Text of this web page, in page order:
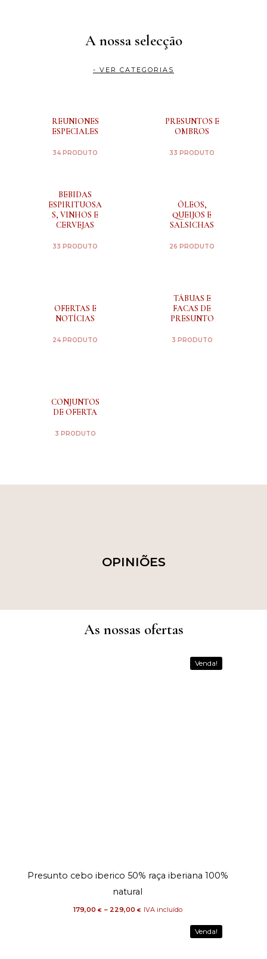
A nossa selecção
- VER CATEGORIAS
REUNIONES
ESPECIALES
34 PRODUTO
PRESUNTOS E
OMBROS
33 PRODUTO
BEBIDAS
ESPIRITUOSA
S, VINHOS E
CERVEJAS
33 PRODUTO
ÓLEOS,
QUEIJOS E
SALSICHAS
26 PRODUTO
OFERTAS E
NOTÍCIAS
24 PRODUTO
TÁBUAS E
FACAS DE
PRESUNTO
3 PRODUTO
CONJUNTOS
DE OFERTA
3 PRODUTO
OPINIÕES
As nossas ofertas
Venda!
Presunto cebo iberico 50% raça iberiana 100%
natural
179,00 € – 229,00 €
range:
179,00 €
through
229,00 €
IVA incluído
Venda!